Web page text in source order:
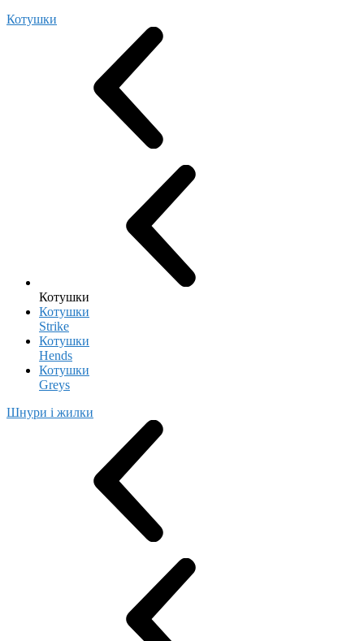
Котушки
Котушки
Котушки
Strike
Котушки
Hends
Котушки
Greys
Шнури і жилки